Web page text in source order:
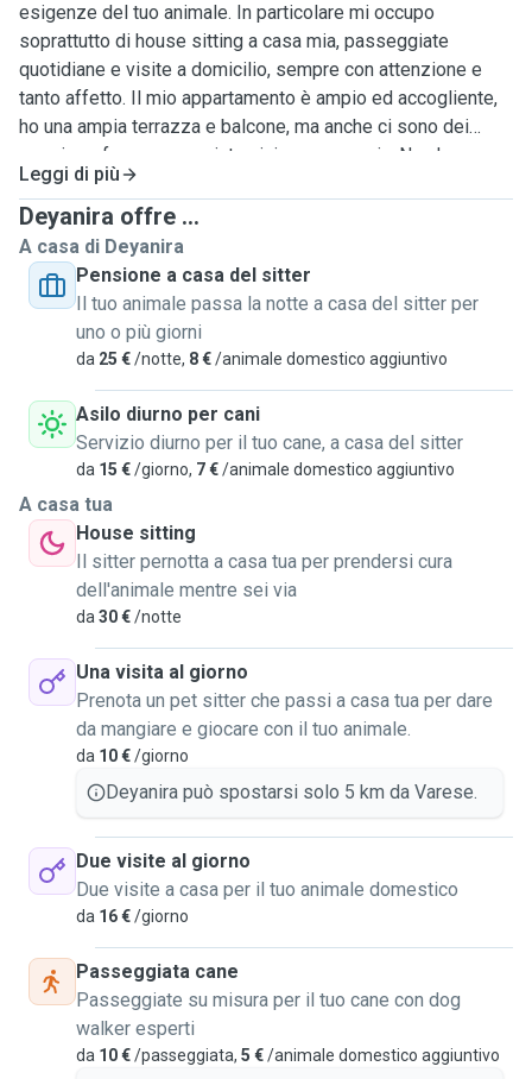
esigenze del tuo animale. In particolare mi occupo
soprattutto di house sitting a casa mia, passeggiate
quotidiane e visite a domicilio, sempre con attenzione e
tanto affetto. Il mio appartamento è ampio ed accogliente,
ho una ampia terrazza e balcone, ma anche ci sono dei
spazi per fare passeggiate vicino a casa mia. Non ho
coinquilini.
Leggi di più
Deyanira offre ...
A casa di Deyanira
Pensione a casa del sitter
Il tuo animale passa la notte a casa del sitter per
uno o più giorni
da 25 €/notte, 8 €/animale domestico aggiuntivo
Asilo diurno per cani
Servizio diurno per il tuo cane, a casa del sitter
da 15 €/giorno, 7 €/animale domestico aggiuntivo
A casa tua
House sitting
Il sitter pernotta a casa tua per prendersi cura
dell'animale mentre sei via
da 30 €/notte
Una visita al giorno
Prenota un pet sitter che passi a casa tua per dare
da mangiare e giocare con il tuo animale.
da 10 €/giorno
Deyanira può spostarsi solo 5 km da Varese.
Due visite al giorno
Due visite a casa per il tuo animale domestico
da 16 €/giorno
Passeggiata cane
Passeggiate su misura per il tuo cane con dog
walker esperti
da 10 €/passeggiata, 5 €/animale domestico aggiuntivo